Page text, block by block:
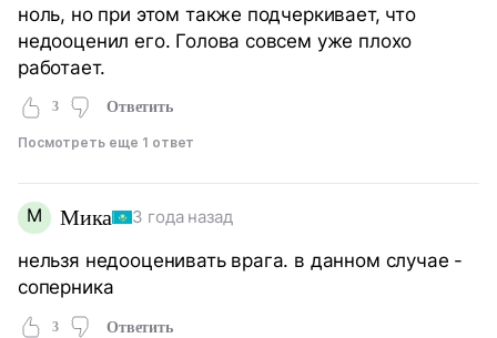
ноль, но при этом также подчеркивает, что
недооценил его. Голова совсем уже плохо
работает.
3 Ответить
Посмотреть еще 1 ответ
М Мика 3 года назад
нельзя недооценивать врага. в данном случае -
соперника
3 Ответить